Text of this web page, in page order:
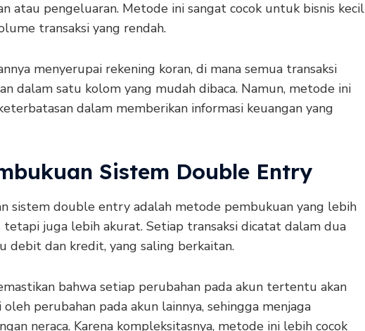
atau pengeluaran. Metode ini sangat cocok untuk bisnis kecil
transaksi yang rendah.
menyerupai rekening koran, di mana semua transaksi
dalam satu kolom yang mudah dibaca. Namun, metode ini
dalam memberikan informasi keuangan yang
Sistem Double Entry
sistem double entry adalah metode pembukuan yang lebih
tetapi juga lebih akurat. Setiap transaksi dicatat dalam dua
debit dan kredit, yang saling berkaitan.
bahwa setiap perubahan pada akun tertentu akan
perubahan pada akun lainnya, sehingga menjaga
neraca. Karena kompleksitasnya, metode ini lebih cocok